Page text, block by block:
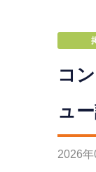
コ
ュ
2026年